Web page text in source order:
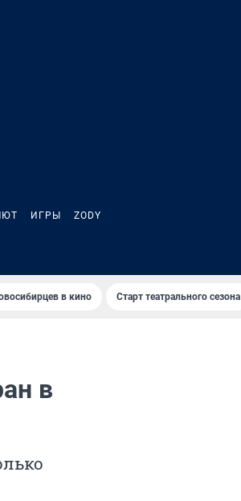
ИГРЫ ZODY
в кино Старт театрального сезона
в